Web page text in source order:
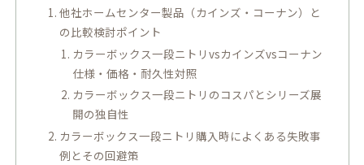
他社ホームセンター製品（カインズ・コーナン）と
の比較検討ポイント
カラーボックス一段ニトリvsカインズvsコーナン
仕様・価格・耐久性対照
カラーボックス一段ニトリのコスパとシリーズ展
開の独自性
カラーボックス一段ニトリ購入時によくある失敗事
例とその回避策